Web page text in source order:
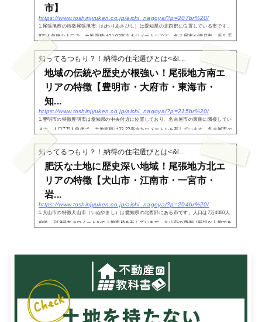
市】
https://www.toshinjyuken.co.jp/aichi_nagoya/?p=207br%20/
1.尾張旭市の特徴尾張旭市（おわりあさひし）は愛知県の北西部に位置している市です。
8万人前後の人口で、土地面積は21.03平方キロメートルです。名古屋市や瀬戸市、長久手
市に隣接しています。尾張旭市の誕生は1970年、当時東春日井郡旭町だったのですが市
制を施行...
知ってるつもり？！納得の住宅選びとは<&l...
地域の伝統や歴史が根強い！尾張地方南エ
リアの特徴【豊明市・大府市・東海市・
知...
https://www.toshinjyuken.co.jp/aichi_nagoya/?p=215br%20/
1.豊明市の特徴豊明市は愛知県の中央付近に位置しており、名古屋市の東側に隣接してい
ます。人口7万人前後で、土地面積は23.22平方キロメートルを有しています。名古屋市の
他には大府市や刈谷市、愛知郡東郷町と隣接している市です。「豊明市」は「とよあけ
し」と読...
知ってるつもり？！納得の住宅選びとは<&l...
肥沃な土地に歴史深い地域！尾張地方北エ
リアの特徴【犬山市・江南市・一宮市・
岩...
https://www.toshinjyuken.co.jp/aichi_nagoya/?p=204br%20/
1.犬山市の特徴犬山市（いぬやまし）は愛知県の北西部にある市です。人口は7万4000人
前後、74.9平方キロメートルの土地面積を有しています。犬山市の西側は平坦な土地であ